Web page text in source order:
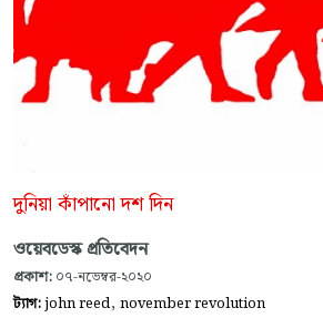
দুনিয়া কাঁপানো দশ দিন
ওয়েবডেস্ক প্রতিবেদন
প্রকাশ: ০৭-নভেম্বর-২০২০
ট্যাগ:john reed, november revolution